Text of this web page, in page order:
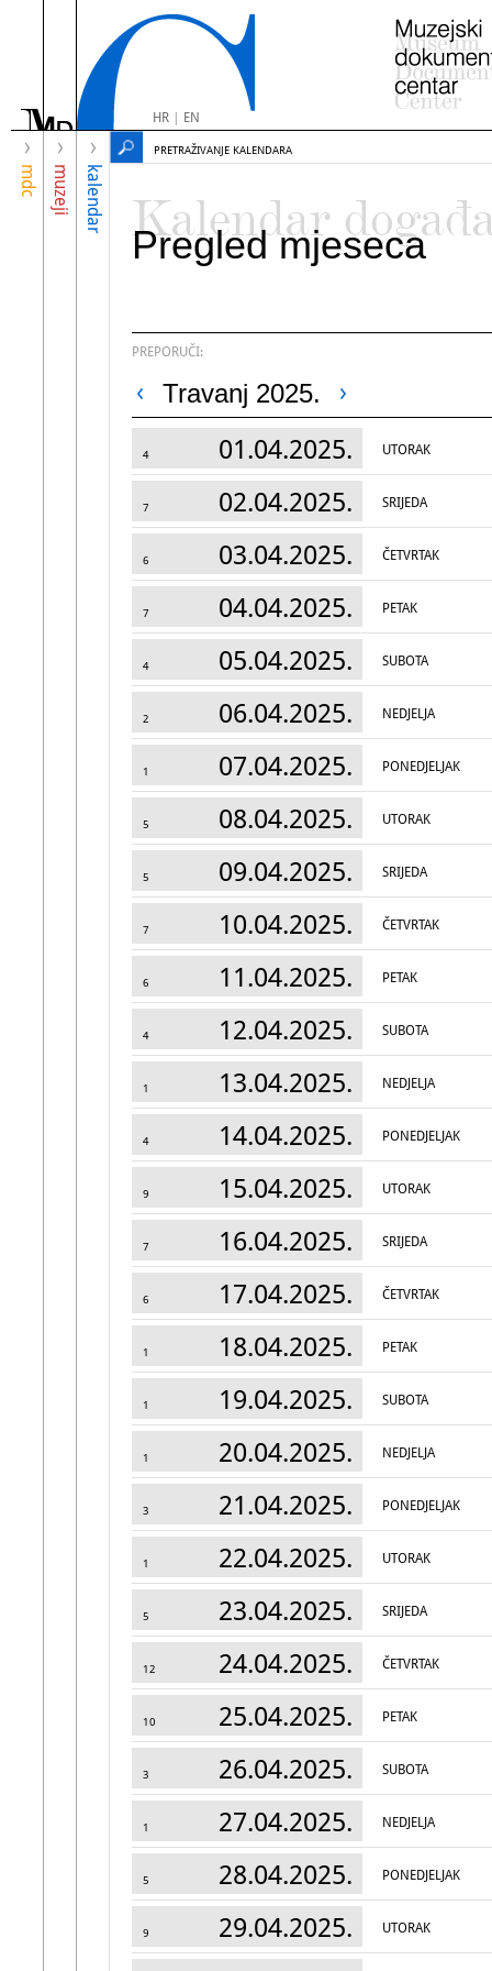
HR| EN
mdc muzeji kalendar
PRETRAŽIVANJE KALENDARA
Kalendar
Pregled mjeseca
PREPORUČI:
Travanj 2025.
4 01.04.2025. UTORAK
7 02.04.2025. SRIJEDA
6 03.04.2025. ČETVRTAK
7 04.04.2025. PETAK
4 05.04.2025. SUBOTA
2 06.04.2025. NEDJELJA
1 07.04.2025. PONEDJELJAK
5 08.04.2025. UTORAK
5 09.04.2025. SRIJEDA
7 10.04.2025. ČETVRTAK
6 11.04.2025. PETAK
4 12.04.2025. SUBOTA
1 13.04.2025. NEDJELJA
4 14.04.2025. PONEDJELJAK
9 15.04.2025. UTORAK
7 16.04.2025. SRIJEDA
6 17.04.2025. ČETVRTAK
1 18.04.2025. PETAK
1 19.04.2025. SUBOTA
1 20.04.2025. NEDJELJA
3 21.04.2025. PONEDJELJAK
1 22.04.2025. UTORAK
5 23.04.2025. SRIJEDA
12 24.04.2025. ČETVRTAK
10 25.04.2025. PETAK
3 26.04.2025. SUBOTA
1 27.04.2025. NEDJELJA
5 28.04.2025. PONEDJELJAK
9 29.04.2025. UTORAK